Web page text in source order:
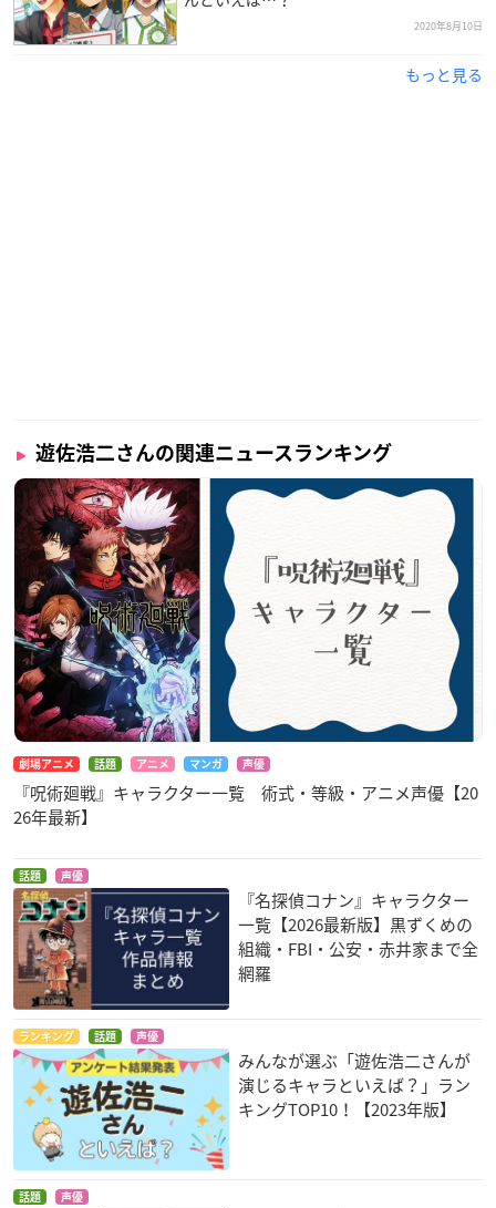
2020年8月10日
もっと見る
遊佐浩二さんの関連ニュースランキング
劇場アニメ 話題 アニメ マンガ 声優
『呪術廻戦』キャラクター一覧 術式・等級・アニメ声優【20
26年最新】
話題 声優
『名探偵コナン』キャラクター
一覧【2026最新版】黒ずくめの
組織・FBI・公安・赤井家まで全
網羅
ランキング 話題 声優
みんなが選ぶ「遊佐浩二さんが
演じるキャラといえば？」ラン
キングTOP10！【2023年版】
話題 声優